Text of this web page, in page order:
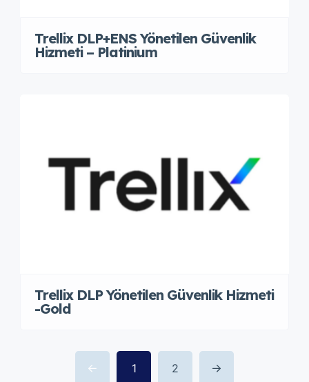
Trellix DLP+ENS Yönetilen Güvenlik
Hizmeti – Platinium
Trellix DLP Yönetilen Güvenlik Hizmeti
-Gold
1 2